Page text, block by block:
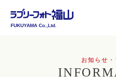
FUKUYAMA Co.,Ltd.
お知らせ